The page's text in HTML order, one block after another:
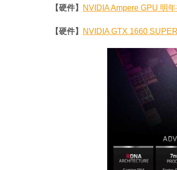
【硬件】 NVIDIA Ampere GPU 明
【硬件】 NVIDIA GTX 1660